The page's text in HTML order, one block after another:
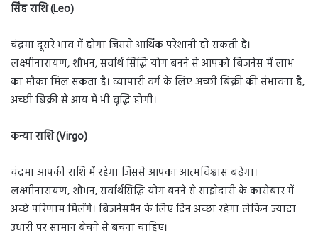
सिंह राशि (Leo)
चंद्रमा दूसरे भाव में होगा जिससे आर्थिक परेशानी हो सकती है।
लक्ष्मीनारायण, शौभन, सर्वार्थ सिद्धि योग बनने से आपको बिजनेस में लाभ
का मौका मिल सकता है। व्यापारी वर्ग के लिए अच्छी बिक्री की संभावना है,
अच्छी बिक्री से आय में भी वृद्धि होगी।
कन्या राशि (Virgo)
चंद्रमा आपकी राशि में रहेगा जिससे आपका आत्मविश्वास बढ़ेगा।
लक्ष्मीनारायण, शौभन, सर्वार्थसिद्धि योग बनने से साझेदारी के कारोबार में
अच्छे परिणाम मिलेंगे। बिजनेसमैन के लिए दिन अच्छा रहेगा लेकिन ज्यादा
उधारी पर सामान बेचने से बचना चाहिए।